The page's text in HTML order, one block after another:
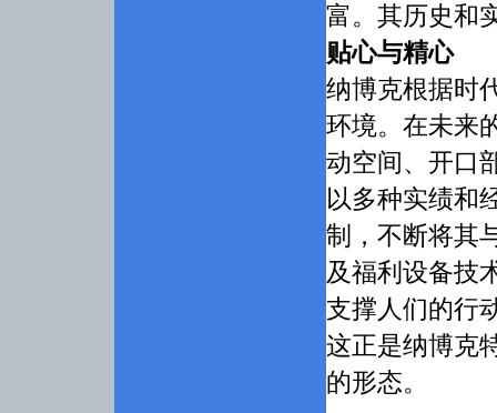
富。其历史和
贴心与精心
纳博克根据时
环境。在未来
动空间、开口
以多种实绩和
制，不断将其
及福利设备技
支撑人们的行
这正是纳博克
的形态。